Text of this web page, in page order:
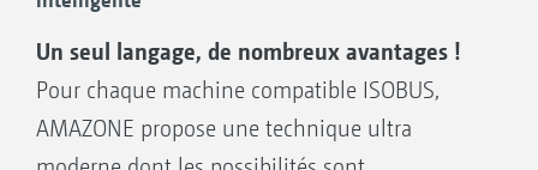
Un seul langage, de nombreux avantages !
Pour chaque machine compatible ISOBUS,
AMAZONE propose une technique ultra